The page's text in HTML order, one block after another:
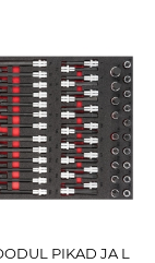
PIKAD JA L